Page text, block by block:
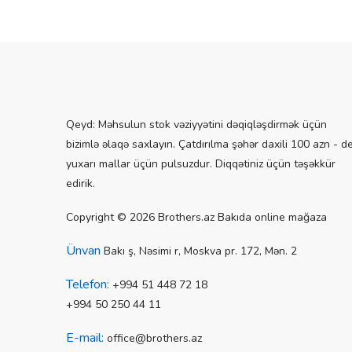
Qeyd: Məhsulun stok vəziyyətini dəqiqləşdirmək üçün
bizimlə əlaqə saxlayın. Çatdırılma şəhər daxili 100 azn -
yuxarı mallar üçün pulsuzdur. Diqqətiniz üçün təşəkkür
edirik.
Copyright © 2026 Brothers.az Bakıda online mağaza
Ünvan Bakı ş, Nəsimi r, Moskva pr. 172, Mən. 2
Telefon: +994 51 448 72 18
+994 50 250 44 11
E-mail: office@brothers.az